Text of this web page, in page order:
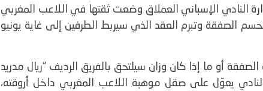
النادي الإسباني العملاق وضعت ثقتها في اللاعب المغربي
الصفقة وتبرم العقد الذي سيربط الطرفين إلى غاية يونيو
أو ما إذا كان وزان سيلتحق بالفريق الرديف “ريال مدريد
النادي يعوّل على صقل موهبة اللاعب المغربي داخل أروقته،